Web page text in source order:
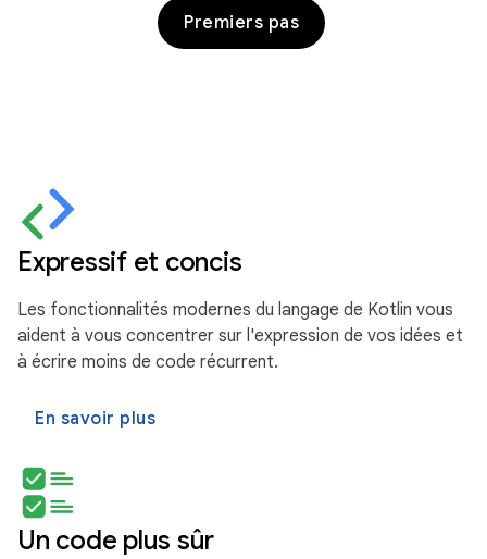
Premiers pas
Expressif et concis
Les fonctionnalités modernes du langage de Kotlin vous
aident à vous concentrer sur l'expression de vos idées et
à écrire moins de code récurrent.
En savoir plus
Un code plus sûr